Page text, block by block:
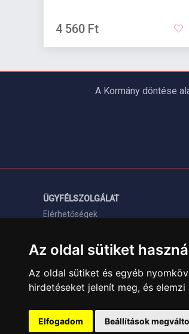
Az oldal sütiket
Az oldal sütiket és egyéb
hirdetéseket jelenít meg, és
Elfogadom Beállítások
4 560 Ft
A Kormány döntése
ÜGYFÉLSZOLGÁLAT
Elérhetőségek
Webszolgáltatás
Üzleteinkben az elektronikus fizetés
kizárólag átutalással érhető el,
fizetésre nincs lehetőség.